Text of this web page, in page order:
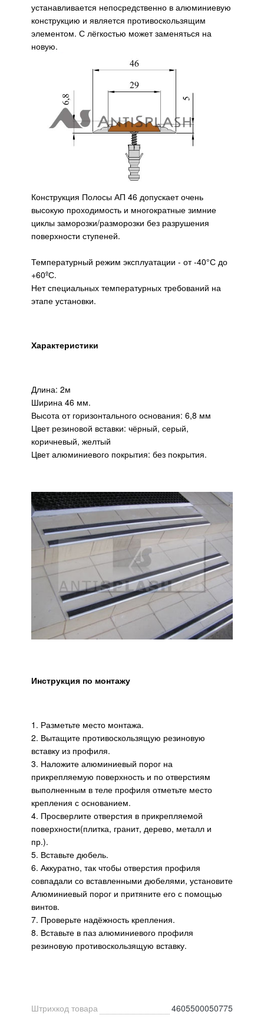
устанавливается непосредственно в алюминиевую
конструкцию и является противоскользящим
элементом. С лёгкостью может заменяться на
новую.
Конструкция Полосы АП 46 допускает очень
высокую проходимость и многократные зимние
циклы заморозки/разморозки без разрушения
поверхности ступеней.
Температурный режим эксплуатации - от -40°С до
+60ºС.
Нет специальных температурных требований на
этапе установки.
Характеристики
Длина: 2м
Ширина 46 мм.
Высота от горизонтального основания: 6,8 мм
Цвет резиновой вставки: чёрный, серый,
коричневый, желтый
Цвет алюминиевого покрытия: без покрытия.
Инструкция по монтажу
1. Разметьте место монтажа.
2. Вытащите противоскользящую резиновую
вставку из профиля.
3. Наложите алюминиевый порог на
прикрепляемую поверхность и по отверстиям
выполненным в теле профиля отметьте место
крепления с основанием.
4. Просверлите отверстия в прикрепляемой
поверхности(плитка, гранит, дерево, металл и
пр.).
5. Вставьте дюбель.
6. Аккуратно, так чтобы отверстия профиля
совпадали со вставленными дюбелями, установите
Алюминиевый порог и притяните его с помощью
винтов.
7. Проверьте надёжность крепления.
8. Вставьте в паз алюминиевого профиля
резиновую противоскользящую вставку.
Штрихкод товара 4605500050775